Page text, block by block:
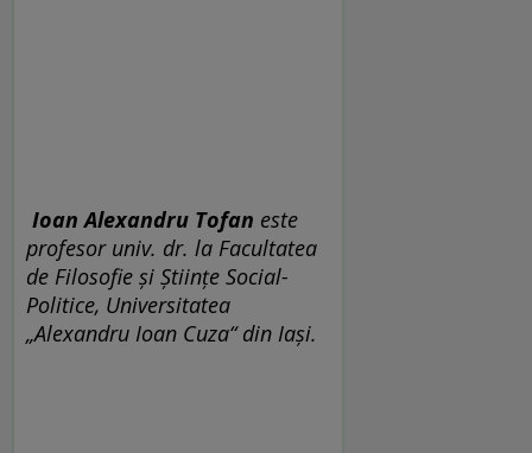
Ioan Alexandru Tofan este
profesor univ. dr. la Facultatea
de Filosofie şi Ştiinţe Social-
Politice, Universitatea
„Alexandru Ioan Cuza“ din Iaşi.